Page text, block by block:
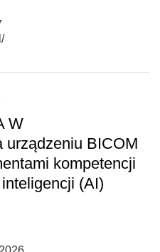
W
urządzeniu BICOM
kompetencji
(AI)